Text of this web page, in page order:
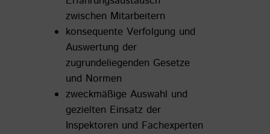
zwischen Mitarbeitern
konsequente Verfolgung und
Auswertung der
zugrundeliegenden Gesetze
und Normen
zweckmäßige Auswahl und
gezielten Einsatz der
Inspektoren und Fachexperten